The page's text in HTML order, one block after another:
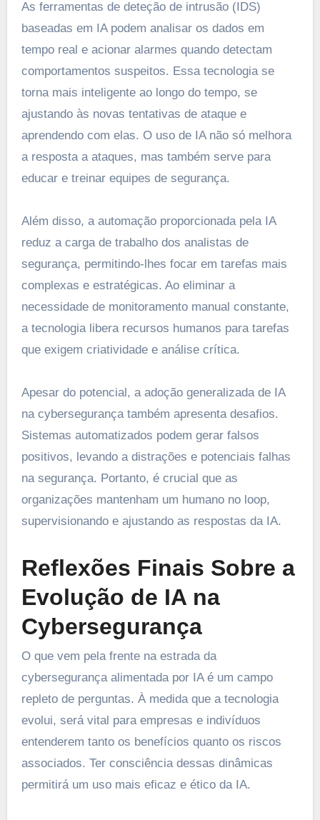
As ferramentas de deteção de intrusão (IDS)
baseadas em IA podem analisar os dados em
tempo real e acionar alarmes quando detectam
comportamentos suspeitos. Essa tecnologia se
torna mais inteligente ao longo do tempo, se
ajustando às novas tentativas de ataque e
aprendendo com elas. O uso de IA não só melhora
a resposta a ataques, mas também serve para
educar e treinar equipes de segurança.
Além disso, a automação proporcionada pela IA
reduz a carga de trabalho dos analistas de
segurança, permitindo-lhes focar em tarefas mais
complexas e estratégicas. Ao eliminar a
necessidade de monitoramento manual constante,
a tecnologia libera recursos humanos para tarefas
que exigem criatividade e análise crítica.
Apesar do potencial, a adoção generalizada de IA
na cybersegurança também apresenta desafios.
Sistemas automatizados podem gerar falsos
positivos, levando a distrações e potenciais falhas
na segurança. Portanto, é crucial que as
organizações mantenham um humano no loop,
supervisionando e ajustando as respostas da IA.
Reflexões Finais Sobre a
Evolução de IA na
Cybersegurança
O que vem pela frente na estrada da
cybersegurança alimentada por IA é um campo
repleto de perguntas. À medida que a tecnologia
evolui, será vital para empresas e indivíduos
entenderem tanto os benefícios quanto os riscos
associados. Ter consciência dessas dinâmicas
permitirá um uso mais eficaz e ético da IA.